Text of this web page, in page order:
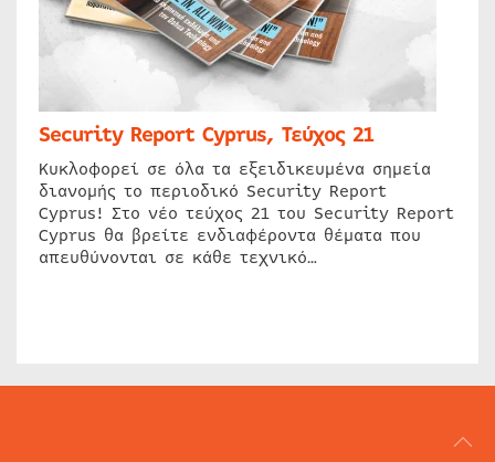
Security Report Cyprus, Τεύχος 21
Κυκλοφορεί σε όλα τα εξειδικευμένα σημεία
διανομής το περιοδικό Security Report
Cyprus! Στο νέο τεύχος 21 του Security Report
Cyprus θα βρείτε ενδιαφέροντα θέματα που
απευθύνονται σε κάθε τεχνικό…